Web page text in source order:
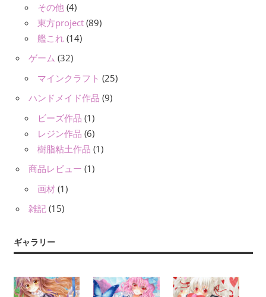
その他 (4)
東方project (89)
艦これ (14)
ゲーム (32)
マインクラフト (25)
ハンドメイド作品 (9)
ビーズ作品 (1)
レジン作品 (6)
樹脂粘土作品 (1)
商品レビュー (1)
画材 (1)
雑記 (15)
ギャラリー